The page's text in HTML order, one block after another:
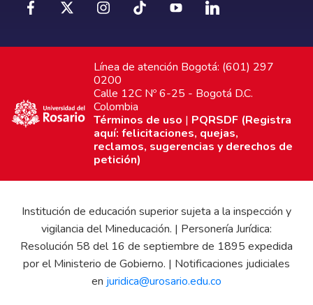
Línea de atención Bogotá: (601) 297
0200
Calle 12C Nº 6-25 - Bogotá D.C.
Colombia
Términos de uso | PQRSDF (Registra
aquí: felicitaciones, quejas,
reclamos, sugerencias y derechos de
petición)
Institución de educación superior sujeta a la inspección y
vigilancia del Mineducación. | Personería Jurídica:
Resolución 58 del 16 de septiembre de 1895 expedida
por el Ministerio de Gobierno. | Notificaciones judiciales
en juridica@urosario.edu.co